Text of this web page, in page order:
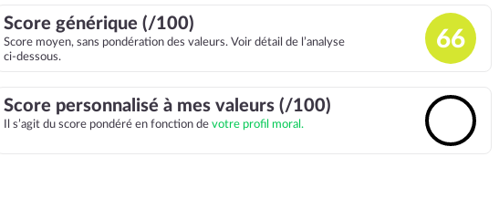
Score générique (/100)
Score moyen, sans pondération des valeurs. Voir détail de l’analyse
ci-dessous.
66
Score personnalisé à mes valeurs (/100)
Il s’agit du score pondéré en fonction de votre profil moral.